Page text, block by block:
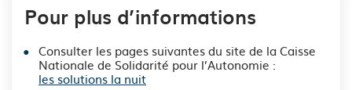
Pour plus d’informations
Consulter les pages suivantes du site de la Caisse
Nationale de Solidarité pour l’Autonomie :
les solutions la nuit